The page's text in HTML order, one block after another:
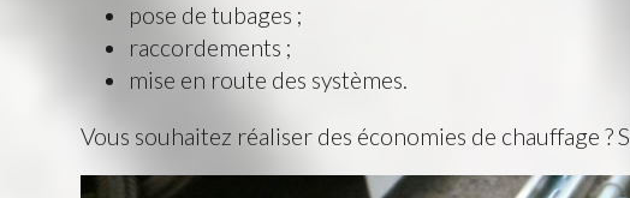
pose de tubages ;
raccordements ;
mise en route des systèmes.
Vous souhaitez réaliser des économies de chauffage ?